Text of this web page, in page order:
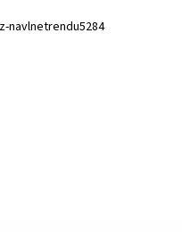
navlnetrendu5284